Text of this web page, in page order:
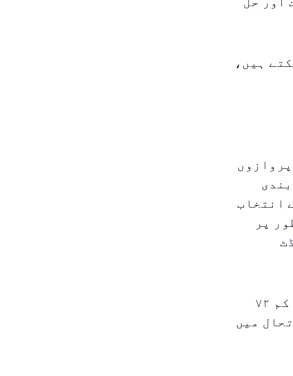
ہیں،
انتخاب
پر
کمپنی کا مشورہ ہے کہ نئی روانگی کی تاریخ اصل تاریخ کے کم از کم ۷۲
میں